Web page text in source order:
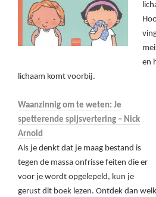
en
lichaam komt voorbij.
Waanzinnig om te weten: Je
spetterende spijsvertering – Nick
Arnold
Als je denkt dat je maag bestand is
tegen de massa onfrisse feiten die er
voor je wordt opgelepeld, kun je
gerust dit boek lezen. Ontdek dan welk